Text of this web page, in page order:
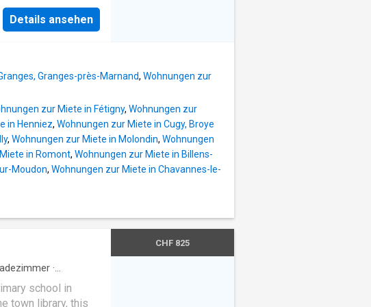
également être
locataire et sur
est desservi par
privative, 2
En supplément
Details ansehen
Granges-près-Marnand, Wohnungen zur
zur Miete in Fétigny, Wohnungen zur
in Henniez, Wohnungen zur Miete in Cugy, Broye
, Wohnungen zur Miete in Molondin, Wohnungen
in Romont, Wohnungen zur Miete in Billens-
Moudon, Wohnungen zur Miete in Chavannes-le-
·
school in
town library, this
CHF 825